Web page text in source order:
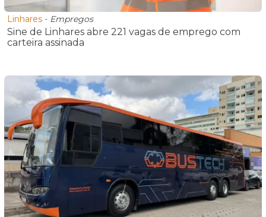
Linhares - Empregos
Sine de Linhares abre 221 vagas de emprego com
carteira assinada